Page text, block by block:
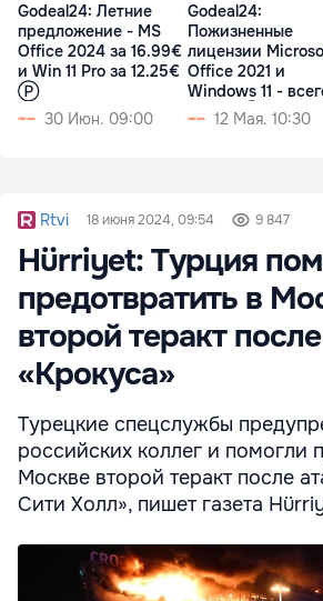
Godeal24: Летние
предложение - MS
Office 2024 за 16.99€
и Win 11 Pro за 12.25€
Ⓟ
30 Июн. 09:00
Godeal24:
Пожизненные
лицензии
Office 2021 и
Windows 11 -
12,25€ Ⓟ
12 Мая. 10:30
Rtvi 18 июня 2024, 09:54 9 847
Hürriyet: Турция
предотвратить в
второй теракт после
«Крокуса»
Турецкие спецслужбы
российских коллег и помогли
Москве второй теракт после
Сити Холл», пишет газета